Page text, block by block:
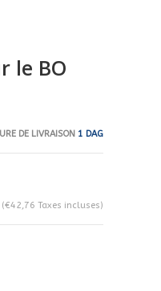
le BO
DE LIVRAISON1 DAG
(€42,76 Taxes incluses)